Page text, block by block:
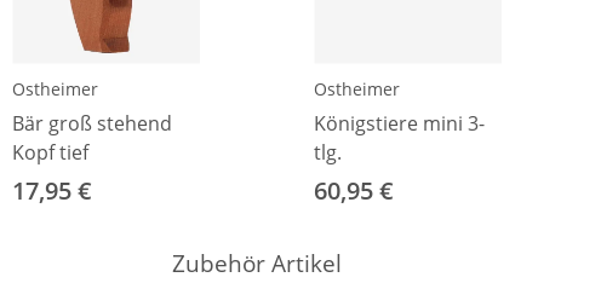
Ostheimer
Bär groß stehend
Kopf tief
17,95 €
Ostheimer
Königstiere mini 3-
tlg.
60,95 €
Zubehör Artikel